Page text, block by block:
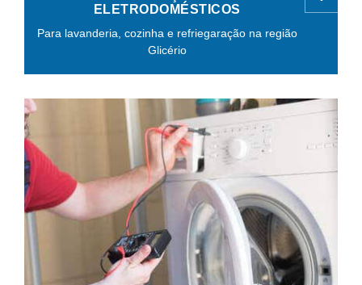
ELETRODOMÉSTICOS
Para lavanderia, cozinha e refriegaração na região
Glicério